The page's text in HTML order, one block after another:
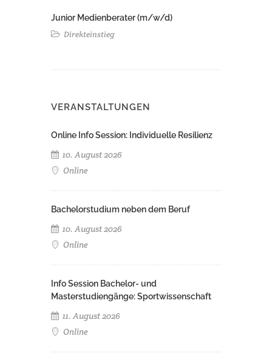
Junior Medienberater (m/w/d)
Direkteinstieg
VERANSTALTUNGEN
Online Info Session: Individuelle Resilienz
10. August 2026
Online
Bachelorstudium neben dem Beruf
10. August 2026
Online
Info Session Bachelor- und
Masterstudiengänge: Sportwissenschaft
11. August 2026
Online